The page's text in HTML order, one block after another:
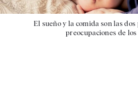
El sueño y la comida son las
preocupaciones de